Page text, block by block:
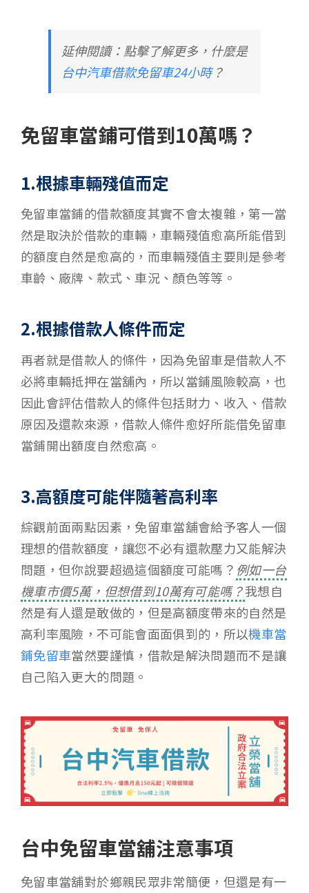
延伸閱讀：點擊了解更多，什麼是
台中汽車借款免留車24小時？
免留車當鋪可借到10萬嗎？
1.根據車輛殘值而定
免留車當鋪的借款額度其實不會太複雜，第一當
然是取決於借款的車輛，車輛殘值愈高所能借到
的額度自然是愈高的，而車輛殘值主要則是參考
車齡、廠牌、款式、車況、顏色等等。
2.根據借款人條件而定
再者就是借款人的條件，因為免留車是借款人不
必將車輛抵押在當舖內，所以當鋪風險較高，也
因此會評估借款人的條件包括財力、收入、借款
原因及還款來源，借款人條件愈好所能借免留車
當鋪開出額度自然愈高。
3.高額度可能伴隨著高利率
綜觀前面兩點因素，免留車當舖會給予客人一個
理想的借款額度，讓您不必有還款壓力又能解決
問題，但你說要超過這個額度可能嗎？ 例如一台
機車市價5萬，但想借到10萬有可能嗎？我想自
然是有人還是敢做的，但是高額度帶來的自然是
高利率風險，不可能會面面俱到的，所以機車當
鋪免留車當然要謹慎，借款是解決問題而不是讓
自己陷入更大的問題。
台中免留車當舖注意事項
免留車當舖對於鄉親民眾非常簡便，但還是有一